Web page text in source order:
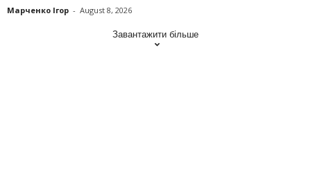
Марченко Ігор - August 8, 2026
Завантажити більше